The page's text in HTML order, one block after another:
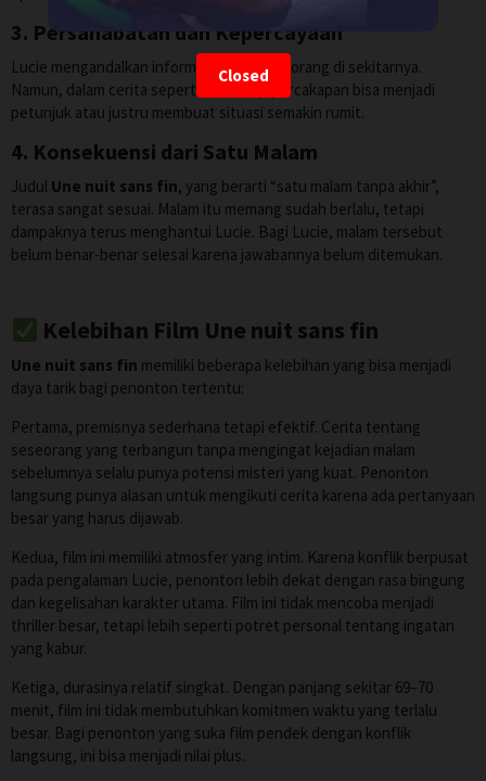
Closed
3. Persahabatan dan Kepercayaan
Lucie mengandalkan informasi dari orang-orang di sekitarnya.
Namun, dalam cerita seperti ini, setiap percakapan bisa menjadi
petunjuk atau justru membuat situasi semakin rumit.
4. Konsekuensi dari Satu Malam
Judul Une nuit sans fin, yang berarti “satu malam tanpa akhir”,
terasa sangat sesuai. Malam itu memang sudah berlalu, tetapi
dampaknya terus menghantui Lucie. Bagi Lucie, malam tersebut
belum benar-benar selesai karena jawabannya belum ditemukan.
Kelebihan Film Une nuit sans fin
Une nuit sans fin memiliki beberapa kelebihan yang bisa menjadi
daya tarik bagi penonton tertentu:
Pertama, premisnya sederhana tetapi efektif. Cerita tentang
seseorang yang terbangun tanpa mengingat kejadian malam
sebelumnya selalu punya potensi misteri yang kuat. Penonton
langsung punya alasan untuk mengikuti cerita karena ada pertanyaan
besar yang harus dijawab.
Kedua, film ini memiliki atmosfer yang intim. Karena konflik berpusat
pada pengalaman Lucie, penonton lebih dekat dengan rasa bingung
dan kegelisahan karakter utama. Film ini tidak mencoba menjadi
thriller besar, tetapi lebih seperti potret personal tentang ingatan
yang kabur.
Ketiga, durasinya relatif singkat. Dengan panjang sekitar 69–70
menit, film ini tidak membutuhkan komitmen waktu yang terlalu
besar. Bagi penonton yang suka film pendek dengan konflik
langsung, ini bisa menjadi nilai plus.